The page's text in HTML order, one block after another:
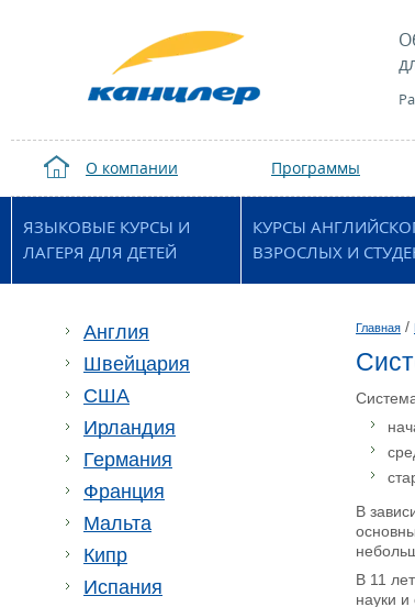
О компании Программы
ЯЗЫКОВЫЕ КУРСЫ И
ЛАГЕРЯ ДЛЯ ДЕТЕЙ
КУРСЫ
ВЗРОСЛЫХ И
Англия
Швейцария
США
Ирландия
Германия
Франция
Мальта
Кипр
Испания
Главная /
В
В 11
науки